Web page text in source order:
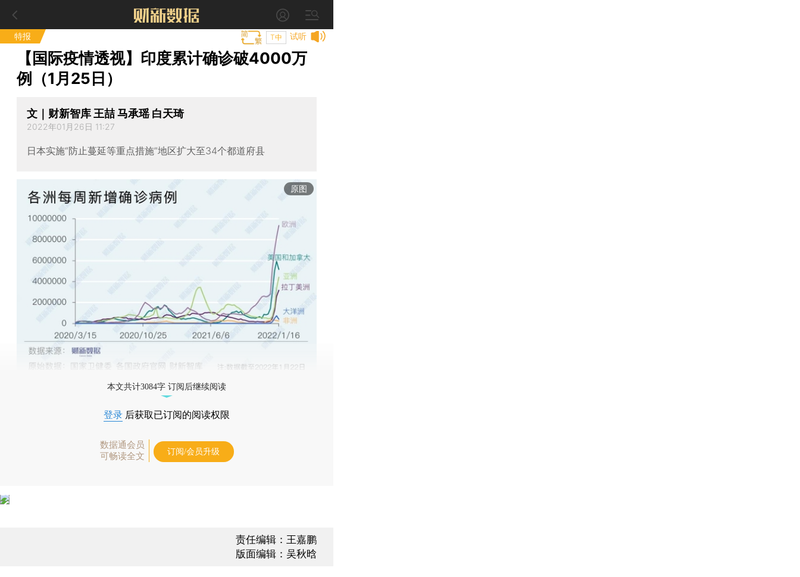
特报 试听
T中
【国际疫情透视】印度累计确诊破4000万
例（1月25日）
文｜财新智库 王喆 马承瑶 白天琦
2022年01月26日 11:27
日本实施“防止蔓延等重点措施”地区扩大至34个都道府县
原图
本文共计3084字 订阅后继续阅读
登录 后获取已订阅的阅读权限
数据通会员
可畅读全文
订阅/会员升级
责任编辑：王嘉鹏
版面编辑：吴秋晗